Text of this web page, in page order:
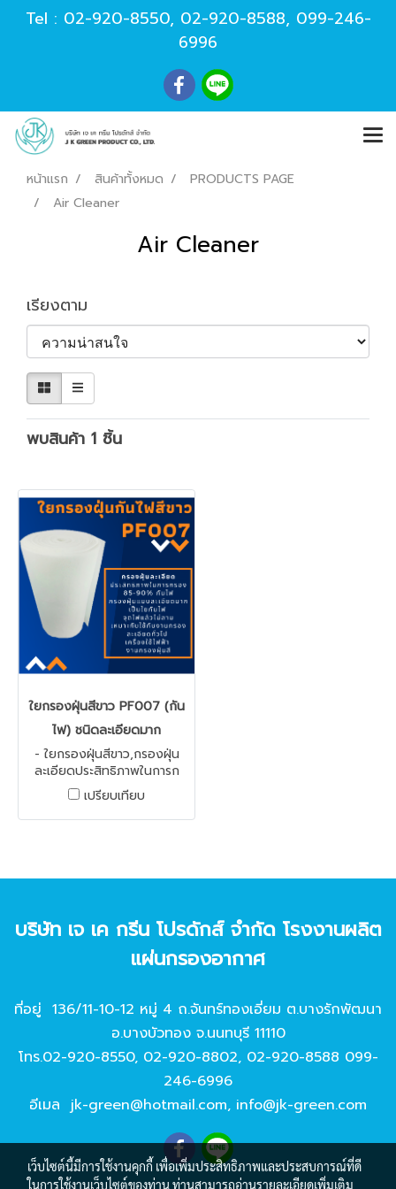
Tel : 02-920-8550, 02-920-8588, 099-246-
6996
หน้าแรก สินค้าทั้งหมด
PRODUCTS PAGE
Air Cleaner
Air Cleaner
เรียงตาม
พบสินค้า 1 ชิ้น
ใยกรองฝุ่นสีขาว PF007 (กัน
ไฟ) ชนิดละเอียดมาก
- ใยกรองฝุ่นสีขาว,กรองฝุ่น
ละเอียดประสิทธิภาพในการก
รอง(Efficency) 85-90% กัน
ไฟ กรองฝุ่นแบบละเอียดมาก
เหมาะกับงานกรองฝุ่นละเอียด
เปรียบเทียบ
บริษัท เจ เค กรีน โปรดักส์ จํากัด โรงงานผลิต
แผ่นกรองอากาศ
ที่อยู่ 136/11-10-12 หมู่ 4 ถ.จันทร์ทองเอี่ยม ต.บางรักพัฒนา
อ.บางบัวทอง จ.นนทบุรี 11110
โทร.02-920-8550, 02-920-8802, 02-920-8588 099-
246-6996
อีเมล jk-green@hotmail.com, info@jk-green.com
เว็บไซต์นี้มีการใช้งานคุกกี้ เพื่อเพิ่มประสิทธิภาพและประสบการณ์ที่ดี
ในการใช้งานเว็บไซต์ของท่าน ท่านสามารถอ่านรายละเอียดเพิ่มเติม